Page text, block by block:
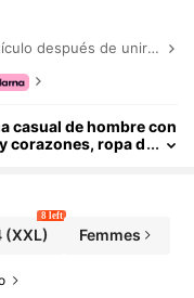
después de unirte.
casual de hombre con
corazones, ropa d
(XXL)
8 left
Femmes